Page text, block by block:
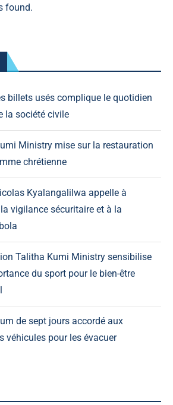
found.
billets usés complique le quotidien
la société civile
Ministry mise sur la restauration
chrétienne
Kyalangalilwa appelle à
vigilance sécuritaire et à la
Talitha Kumi Ministry sensibilise
du sport pour le bien-être
de sept jours accordé aux
véhicules pour les évacuer